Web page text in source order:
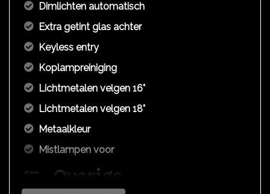
Dimlichten automatisch
Extra getint glas achter
Keyless entry
Koplampreiniging
Lichtmetalen velgen 16"
Lichtmetalen velgen 18"
Metaalkleur
Mistlampen voor
Overige